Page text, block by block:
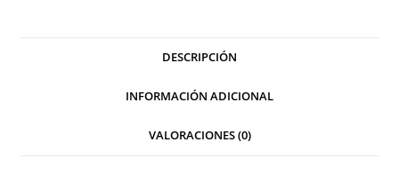
DESCRIPCIÓN
INFORMACIÓN ADICIONAL
VALORACIONES (0)